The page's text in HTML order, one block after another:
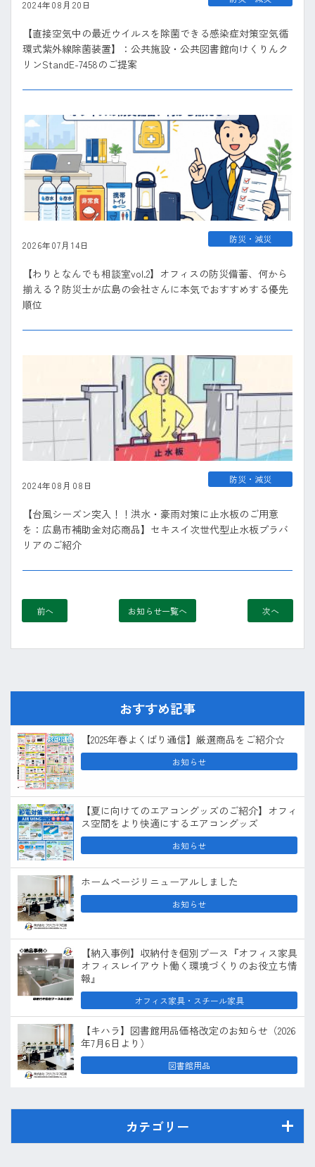
2024年08月20日
【直接空気中の最近ウイルスを除菌できる感染症対策空気循
環式紫外線除菌装置】：公共施設・公共図書館向けくりんク
リンStandE-7458のご提案
2026年07月14日
【わりとなんでも相談室vol.2】オフィスの防災備蓄、何から
揃える？防災士が広島の会社さんに本気でおすすめする優先
順位
防災・減災
2024年08月08日
【台風シーズン突入！！洪水・豪雨対策に止水板のご用意
を：広島市補助金対応商品】セキスイ次世代型止水板プラバ
リアのご紹介
防災・減災
前へ お知らせ一覧へ 次へ
おすすめ記事
【2025年春よくばり通信】厳選商品をご紹介☆
お知らせ
【夏に向けてのエアコングッズのご紹介】オフィ
ス空間をより快適にするエアコングッズ
お知らせ
ホームページリニューアルしました
お知らせ
【納入事例】収納付き個別ブース『オフィス家具
オフィスレイアウト働く環境づくりのお役立ち情
報』
オフィス家具・スチール家具
【キハラ】図書館用品価格改定のお知らせ（2026
年7月6日より）
図書館用品
カテゴリー